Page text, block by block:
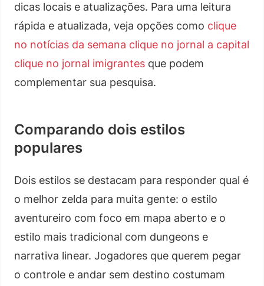
dicas locais e atualizações. Para uma leitura
rápida e atualizada, veja opções como clique
no notícias da semana clique no jornal a capital
clique no jornal imigrantes que podem
complementar sua pesquisa.
Comparando dois estilos
populares
Dois estilos se destacam para responder qual é
o melhor zelda para muita gente: o estilo
aventureiro com foco em mapa aberto e o
estilo mais tradicional com dungeons e
narrativa linear. Jogadores que querem pegar
o controle e andar sem destino costumam